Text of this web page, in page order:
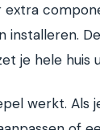
extra
installeren. De
je hele huis
werkt. Als